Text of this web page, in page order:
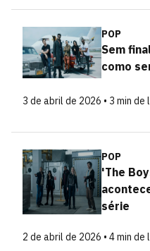
POP
Sem
como
3 de abril de 2026 • 3 min de
POP
'The
série
2 de abril de 2026 • 4 min de